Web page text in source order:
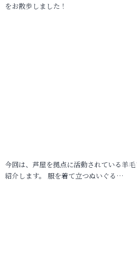
をお散歩しました！
今回は、芦屋を拠点に活動されている羊
紹介します。 服を着て立つぬいぐる…